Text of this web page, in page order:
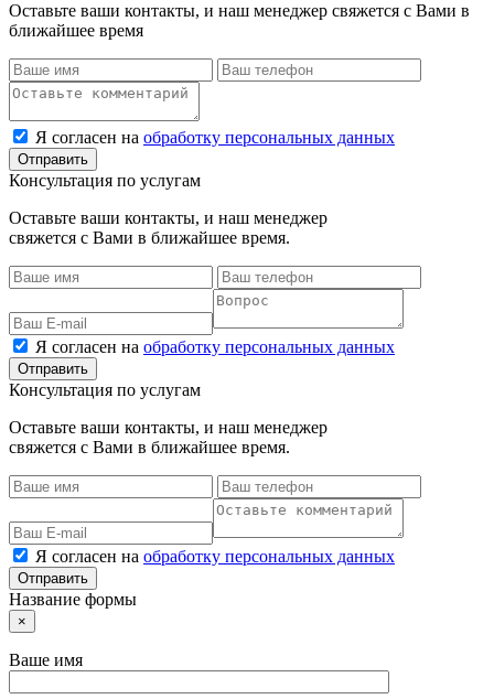
Оставьте ваши контакты, и наш менеджер свяжется с Вами в
ближайшее время
Я согласен на обработку персональных данных
Консультация по услугам
Оставьте ваши контакты, и наш менеджер
свяжется с Вами в ближайшее время.
Я согласен на обработку персональных данных
Консультация по услугам
Оставьте ваши контакты, и наш менеджер
свяжется с Вами в ближайшее время.
Я согласен на обработку персональных данных
Название формы
×
Ваше имя